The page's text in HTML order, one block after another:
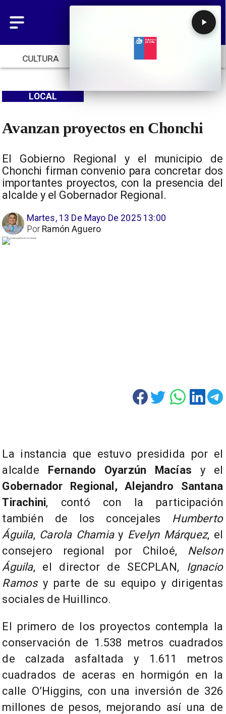
CULTURA TENDENCIAS
Avanzan proyectos en Chonchi
El Gobierno Regional y el municipio de
Chonchi firman convenio para concretar dos
importantes proyectos, con la presencia del
alcalde y el Gobernador Regional.
LOCAL
Martes, 13 De Mayo De 2025 13:00
Ramón Aguero
Por
La instancia que estuvo presidida por el
alcalde Fernando Oyarzún Macías y el
Gobernador Regional, Alejandro Santana
Tirachini, contó con la participación
también de los concejales Humberto
Águila, Carola Chamiay Evelyn Márquez, el
consejero regional por Chiloé, Nelson
Águila, el director de SECPLAN, Ignacio
Ramosy parte de su equipo y dirigentas
sociales de Huillinco.
El primero de los proyectos contempla la
conservación de 1.538 metros cuadrados
de calzada asfaltada y 1.611 metros
cuadrados de aceras en hormigón en la
calle O’Higgins, con una inversión de 326
millones de pesos, mejorando así una de